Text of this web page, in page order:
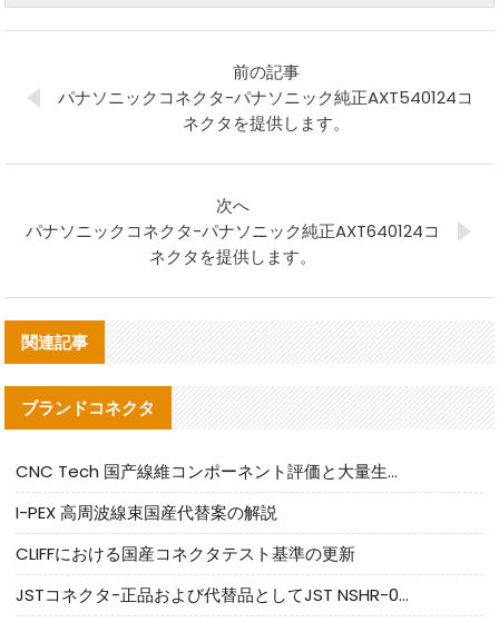
前の記事
パナソニックコネクタ-パナソニック純正AXT540124コ
ネクタを提供します。
次へ
パナソニックコネクタ-パナソニック純正AXT640124コ
ネクタを提供します。
関連記事
ブランドコネクタ
CNC Tech 国产線維コンポーネント評価と大量生産適合ガイド
I-PEX 高周波線束国産代替案の解説
CLIFFにおける国産コネクタテスト基準の更新
JSTコネクタ-正品および代替品としてJST NSHR-02V-Sコネクタを提供します